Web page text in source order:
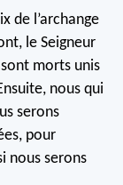
de l’archange
le Seigneur
morts unis
nous qui
serons
pour
nous serons